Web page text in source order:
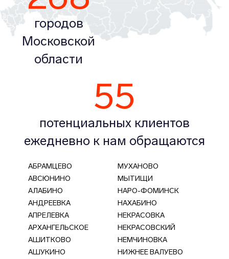
городов
Московской
области
55
потенциальных клиентов
ежедневно к нам обращаются
АБРАМЦЕВО
АВСЮНИНО
АЛАБИНО
АНДРЕЕВКА
АПРЕЛЕВКА
АРХАНГЕЛЬСКОЕ
АШИТКОВО
АШУКИНО
МУХАНОВО
МЫТИЩИ
НАРО-ФОМИНСК
НАХАБИНО
НЕКРАСОВКА
НЕКРАСОВСКИЙ
НЕМЧИНОВКА
НИЖНЕЕ ВАЛУЕВО